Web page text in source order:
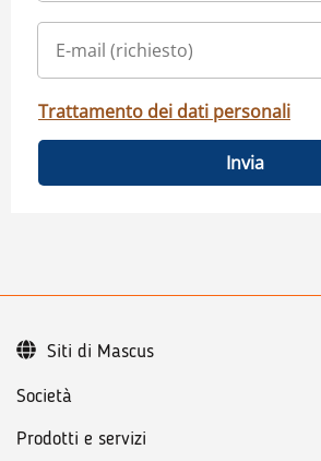
Trattamento dei dati personali
Invia
Società
Prodotti e servizi
Siti di Mascus